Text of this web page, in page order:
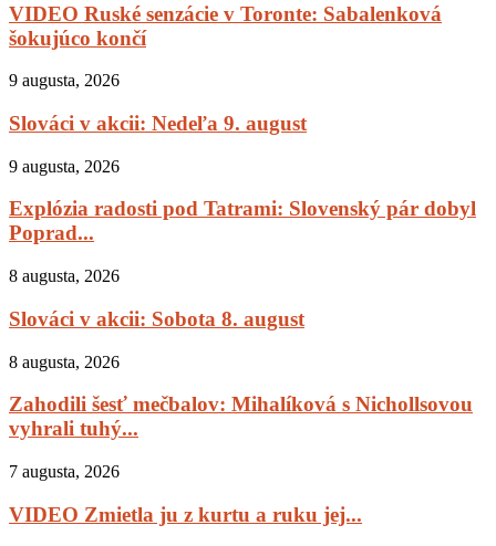
VIDEO Ruské senzácie v Toronte: Sabalenková
šokujúco končí
9 augusta, 2026
Slováci v akcii: Nedeľa 9. august
9 augusta, 2026
Explózia radosti pod Tatrami: Slovenský pár dobyl
Poprad...
8 augusta, 2026
Slováci v akcii: Sobota 8. august
8 augusta, 2026
Zahodili šesť mečbalov: Mihalíková s Nichollsovou
vyhrali tuhý...
7 augusta, 2026
VIDEO Zmietla ju z kurtu a ruku jej...